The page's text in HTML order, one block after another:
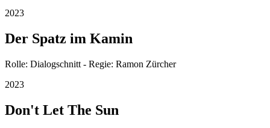
2023
Der Spatz im Kamin
Rolle: Dialogschnitt - Regie: Ramon Zürcher
2023
Don't Let The Sun